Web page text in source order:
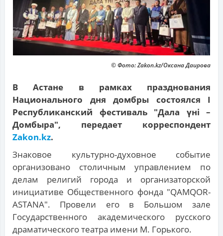
© Фото: Zakon.kz/Оксана Даирова
В Астане в рамках празднования
Национального дня домбры состоялся І
Республиканский фестиваль "Дала үні –
Домбыра", передает корреспондент
Zakon.kz.
Знаковое культурно-духовное событие
организовано столичным управлением по
делам религий города и организаторской
инициативе Общественного фонда "QAMQOR-
ASTANA". Провели его в Большом зале
Государственного академического русского
драматического театра имени М. Горького.